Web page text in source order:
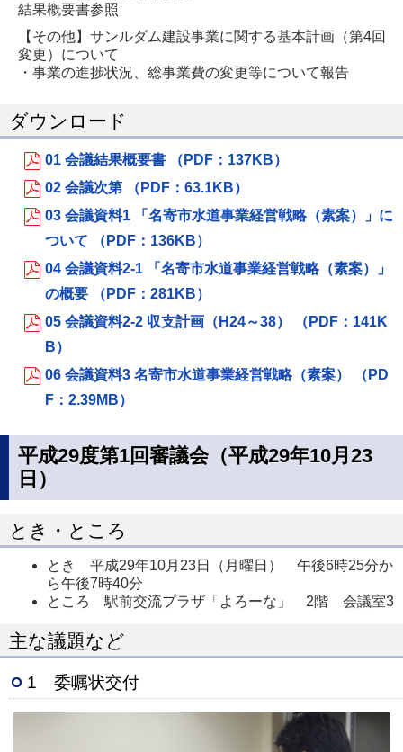
結果概要書参照
【その他】サンルダム建設事業に関する基本計画（第4回
変更）について
・事業の進捗状況、総事業費の変更等について報告
ダウンロード
01 会議結果概要書 （PDF：137KB）
02 会議次第 （PDF：63.1KB）
03 会議資料1 「名寄市水道事業経営戦略（素案）」に
ついて （PDF：136KB）
04 会議資料2-1 「名寄市水道事業経営戦略（素案）」
の概要 （PDF：281KB）
05 会議資料2-2 収支計画（H24～38） （PDF：141K
B）
06 会議資料3 名寄市水道事業経営戦略（素案） （PD
F：2.39MB）
平成29度第1回審議会（平成29年10月23
日）
とき・ところ
とき 平成29年10月23日（月曜日） 午後6時25分か
ら午後7時40分
ところ 駅前交流プラザ「よろーな」 2階 会議室3
主な議題など
1 委嘱状交付